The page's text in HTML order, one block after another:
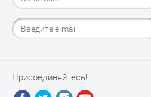
Присоединяйтесь!